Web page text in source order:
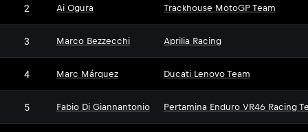
2 Ai Ogura Trackhouse MotoGP Team
3 Marco Bezzecchi Aprilia Racing
4 Marc Márquez Ducati Lenovo Team
5 Fabio Di Giannantonio Pertamina Enduro VR46 Racing